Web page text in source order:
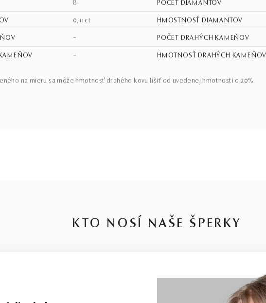
8
0,11ct
–
–
POČET DIAMANTOV
HMOSTNOSŤ DIAMANTOV
POČET DRAHÝCH KAMEŇOV
HMOTNOSŤ DRAHÝCH KAMEŇOV
na mieru sa môže hmotnosť drahého kovu líšiť od uvedenej hmotnosti o 20%.
KTO NOSÍ NAŠE ŠPERKY